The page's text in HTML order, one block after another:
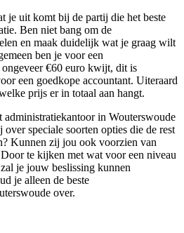
je uit komt bij de partij die het beste
Ben niet bang om de
en maak duidelijk wat je graag wilt
ben je voor een
€60 euro kwijt, dit is
een goedkope accountant. Uiteraard
prijs er in totaal aan hangt.
in Wouterswoude
speciale soorten opties die de rest
Kunnen zij jou ook voorzien van
te kijken met wat voor een niveau
je jouw beslissing kunnen
je alleen de beste
over.